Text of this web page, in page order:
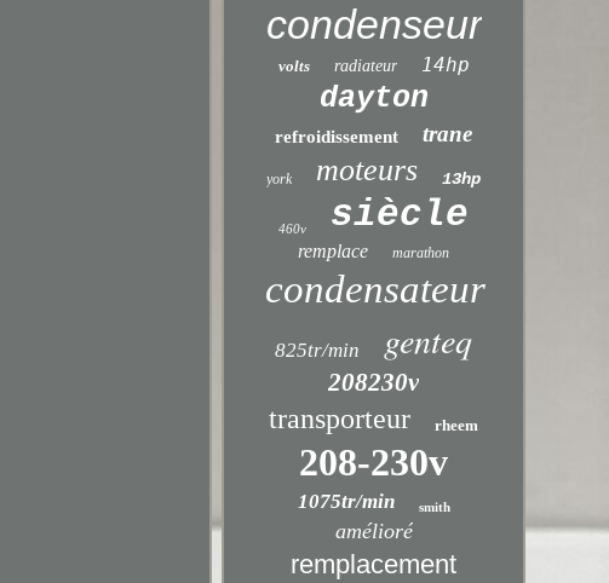
condenseur
volts radiateur 14hp
dayton
refroidissement trane
york moteurs 13hp
460v siècle
remplace marathon
condensateur
825tr/min genteq
208230v
transporteur rheem
208-230v
1075tr/min smith
amélioré
remplacement